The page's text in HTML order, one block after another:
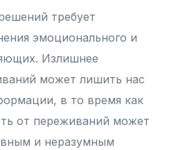
требует
эмоционального и
Излишнее
может лишить нас
в то время как
от переживаний может
и неразумным